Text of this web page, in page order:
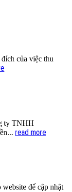
của việc thu
ty TNHH
read more
để cập nhật